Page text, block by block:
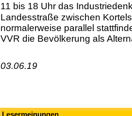
11 bis 18 Uhr das
Landesstraße zwischen
normalerweise parallel
VVR die Bevölkerung als
03.06.19